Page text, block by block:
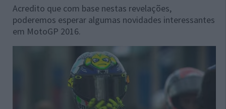
Acredito que com base nestas revelações,
poderemos esperar algumas novidades interessantes
em MotoGP 2016.